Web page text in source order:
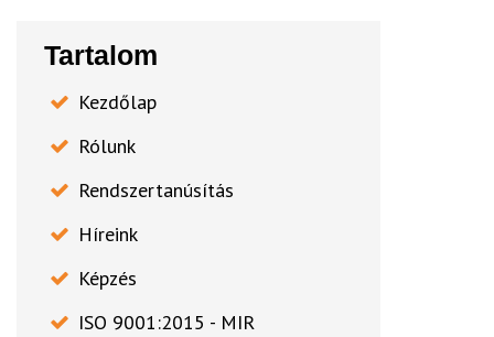
Tartalom
Kezdőlap
Rólunk
Rendszertanúsítás
Híreink
Képzés
ISO 9001:2015 - MIR